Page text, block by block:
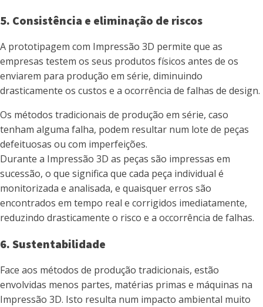
5. Consistência e eliminação de riscos
A prototipagem com Impressão 3D permite que as
empresas testem os seus produtos físicos antes de os
enviarem para produção em série, diminuindo
drasticamente os custos e a ocorrência de falhas de design.
Os métodos tradicionais de produção em série, caso
tenham alguma falha, podem resultar num lote de peças
defeituosas ou com imperfeições.
Durante a Impressão 3D as peças são impressas em
sucessão, o que significa que cada peça individual é
monitorizada e analisada, e quaisquer erros são
encontrados em tempo real e corrigidos imediatamente,
reduzindo drasticamente o risco e a occorrência de falhas.
6. Sustentabilidade
Face aos métodos de produção tradicionais, estão
envolvidas menos partes, matérias primas e máquinas na
Impressão 3D. Isto resulta num impacto ambiental muito